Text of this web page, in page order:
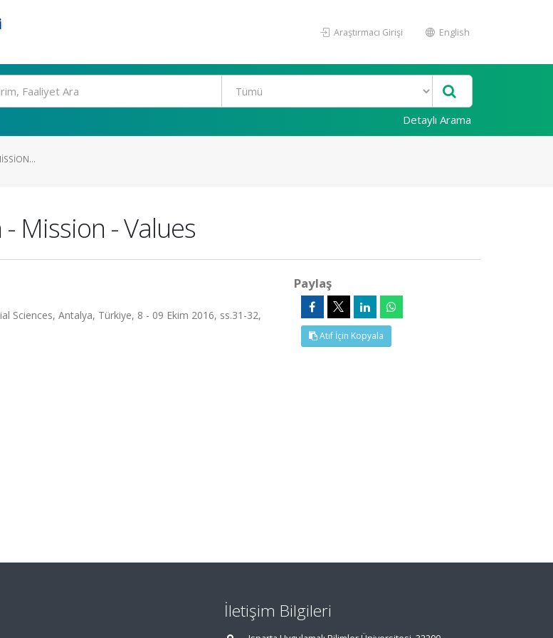
Araştırmacı Girişi English
Detaylı Arama
Mission - Values
Sciences, Antalya, Türkiye, 8 - 09 Ekim 2016, ss.31-32,
Paylaş
Atıf İçin Kopyala
İletişim Bilgileri